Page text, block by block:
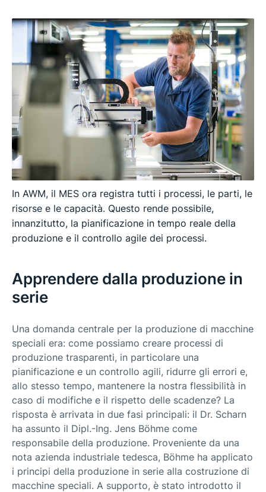
In AWM, il MES ora registra tutti i processi, le parti, le
risorse e le capacità. Questo rende possibile,
innanzitutto, la pianificazione in tempo reale della
produzione e il controllo agile dei processi.
Apprendere dalla produzione in
serie
Una domanda centrale per la produzione di macchine
speciali era: come possiamo creare processi di
produzione trasparenti, in particolare una
pianificazione e un controllo agili, ridurre gli errori e,
allo stesso tempo, mantenere la nostra flessibilità in
caso di modifiche e il rispetto delle scadenze? La
risposta è arrivata in due fasi principali: il Dr. Scharn
ha assunto il Dipl.-Ing. Jens Böhme come
responsabile della produzione. Proveniente da una
nota azienda industriale tedesca, Böhme ha applicato
i principi della produzione in serie alla costruzione di
macchine speciali. A supporto, è stato introdotto il